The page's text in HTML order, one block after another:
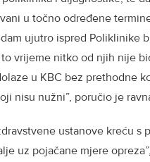
u točno određene
ujutro ispred
vrijeme nitko od njih nije
u KBC bez prethodne
nisu nužni”, poručio je
ustanove kreću
uz pojačane mjere